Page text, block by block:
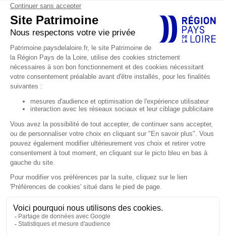
Hôtel de Région
1, rue de la Loire
44966 Nantes Cedex 9
Actualités
Agenda
EXPLORER
Explorations thématiques
Décorer et célébrer
Défendre et protéger
Occuper rives et rivages
Médiathèque
CONNAÎTRE
Le patrimoine en Pays de la Loire
L’Inventaire général du patrimoine culturel
Études en cours
Outils de recherche
Accessibilité : partiellement conforme